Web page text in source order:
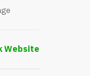
Website